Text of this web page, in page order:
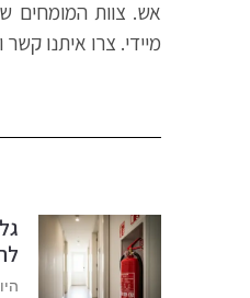
אש. צוות המומחים
מיידי. צרו איתנו